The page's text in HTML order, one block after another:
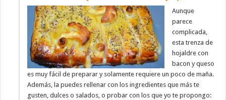
Aunque
parece
complicada,
esta trenza de
hojaldre con
bacon y queso
es muy fácil de preparar y solamente requiere un poco de maña.
Además, la puedes rellenar con los ingredientes que más te
gusten, dulces o salados, o probar con los que yo te propongo: